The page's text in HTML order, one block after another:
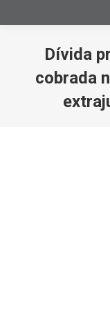
Dívida
cobrada